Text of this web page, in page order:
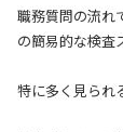
職務質問の流れ
の簡易的な検査
特に多く見られ